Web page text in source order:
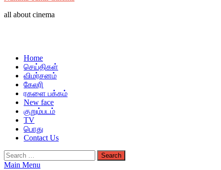
all about cinema
Home
செய்திகள்
விமர்சனம்
கேலரி
ரகளை பக்கம்
New face
குறும்படம்
TV
பொது
Contact Us
Search
for:
Main Menu